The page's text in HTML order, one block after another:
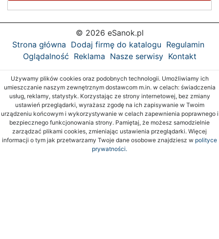
© 2026 eSanok.pl
Strona główna Dodaj firmę do katalogu Regulamin
Oglądalność Reklama Nasze serwisy Kontakt
Używamy plików cookies oraz podobnych technologii. Umożliwiamy ich
umieszczanie naszym zewnętrznym dostawcom m.in. w celach: świadczenia
usług, reklamy, statystyk. Korzystając ze strony internetowej, bez zmiany
ustawień przeglądarki, wyrażasz zgodę na ich zapisywanie w Twoim
urządzeniu końcowym i wykorzystywanie w celach zapewnienia poprawnego i
bezpiecznego funkcjonowania strony. Pamiętaj, że możesz samodzielnie
zarządzać plikami cookies, zmieniając ustawienia przeglądarki. Więcej
informacji o tym jak przetwarzamy Twoje dane osobowe znajdziesz w polityce
prywatności.